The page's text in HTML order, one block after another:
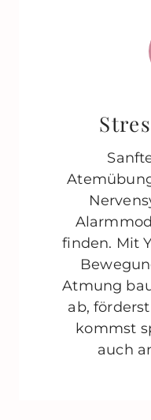
finden. Mit
Atmung
ab,
kommst
auch